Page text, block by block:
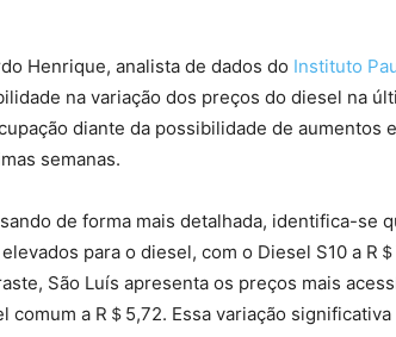
Henrique, analista de dados do Instituto
na variação dos preços do diesel na
diante da possibilidade de aumentos
semanas.
de forma mais detalhada, identifica-se
para o diesel, com o Diesel S10 a R
São Luís apresenta os preços mais
comum a R＄5,72. Essa variação